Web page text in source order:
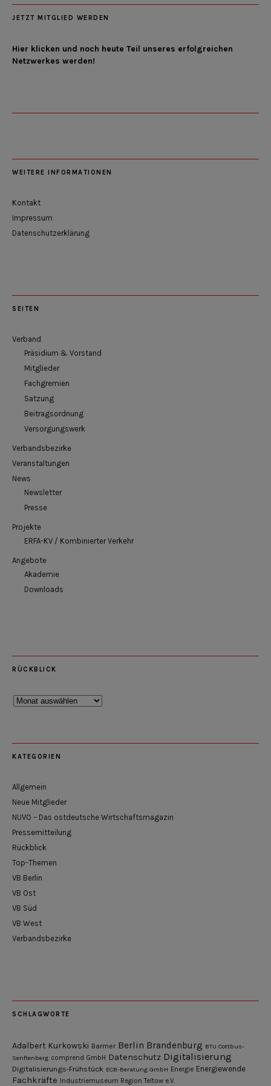
JETZT MITGLIED WERDEN
Hier klicken und noch heute Teil unseres erfolgreichen
Netzwerkes werden!
WEITERE INFORMATIONEN
Kontakt
Impressum
Datenschutzerklärung
SEITEN
Verband
Präsidium & Vorstand
Mitglieder
Fachgremien
Satzung
Beitragsordnung
Versorgungswerk
Verbandsbezirke
Veranstaltungen
News
Newsletter
Presse
Projekte
ERFA-KV / Kombinierter Verkehr
Angebote
Akademie
Downloads
RÜCKBLICK
Rückblick
KATEGORIEN
Allgemein
Neue Mitglieder
NUVO – Das ostdeutsche Wirtschaftsmagazin
Pressemitteilung
Rückblick
Top-Themen
VB Berlin
VB Ost
VB Süd
VB West
Verbandsbezirke
SCHLAGWORTE
Adalbert Kurkowski Barmer Berlin Brandenburg BTU Cottbus-
Senftenberg comprend GmbH Datenschutz Digitalisierung
Digitalisierungs-Frühstück ECB-Beratung GmbH Energie Energiewende
Fachkräfte Industriemuseum Region Teltow e.V.